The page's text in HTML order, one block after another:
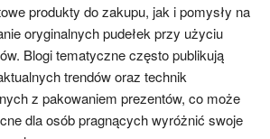
produkty do zakupu, jak i pomysły na
oryginalnych pudełek przy użyciu
Blogi tematyczne często publikują
trendów oraz technik
z pakowaniem prezentów, co może
dla osób pragnących wyróżnić swoje